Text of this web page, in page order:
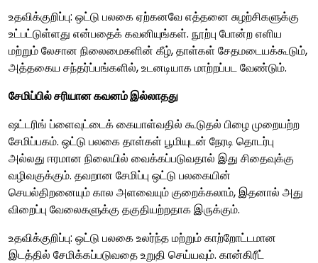
உதவிக்குறிப்பு: ஒட்டு பலகை ஏற்கனவே எத்தனை சுழற்சிகளுக்கு
உட்பட்டுள்ளது என்பதைக் கவனியுங்கள். நூற்பு போன்ற எளிய
மற்றும் லேசான நிலைமைகளின் கீழ், தாள்கள் சேதமடையக்கூடும்,
அத்தகைய சந்தர்ப்பங்களில், உடனடியாக மாற்றப்பட வேண்டும்.
சேமிப்பில் சரியான கவனம் இல்லாதது
ஷட்டரிங் ப்ளைவுட்டைக் கையாள்வதில் கூடுதல் பிழை முறையற்ற
சேமிப்பகம். ஒட்டு பலகை தாள்கள் பூமியுடன் நேரடி தொடர்பு
அல்லது ஈரமான நிலையில் வைக்கப்படுவதால் இது சிதைவுக்கு
வழிவகுக்கும். தவறான சேமிப்பு ஒட்டு பலகையின்
செயல்திறனையும் கால அளவையும் குறைக்கலாம், இதனால் அது
விறைப்பு வேலைகளுக்கு தகுதியற்றதாக இருக்கும்.
உதவிக்குறிப்பு: ஒட்டு பலகை உலர்ந்த மற்றும் காற்றோட்டமான
இடத்தில் சேமிக்கப்படுவதை உறுதி செய்யவும். கான்கிரீட்